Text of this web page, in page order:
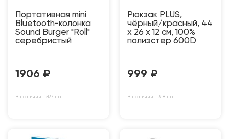
Портативная mini
Bluetooth-колонка
Sound Burger "Roll"
серебристый
1906 ₽
В наличии: 1597 шт
Рюкзак PLUS,
чёрный/красный, 44
x 26 x 12 см, 100%
полиэстер 600D
999 ₽
В наличии: 1318 шт